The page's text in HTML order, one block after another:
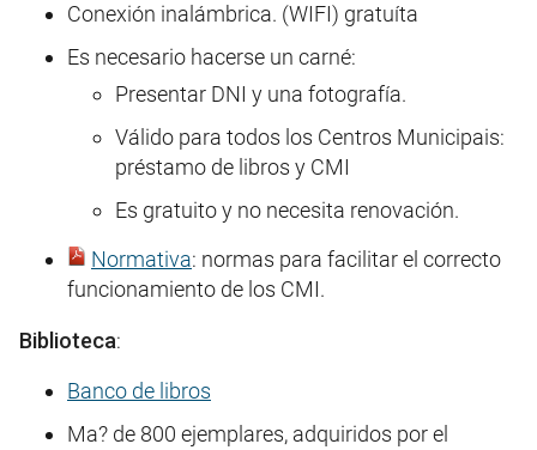
Conexión inalámbrica. (WIFI) gratuíta
Es necesario hacerse un carné:
Presentar DNI y una fotografía.
Válido para todos los Centros Municipais:
préstamo de libros y CMI
Es gratuito y no necesita renovación.
Normativa: normas para facilitar el correcto
funcionamiento de los CMI.
Biblioteca:
Banco de libros
Ma? de 800 ejemplares, adquiridos por el